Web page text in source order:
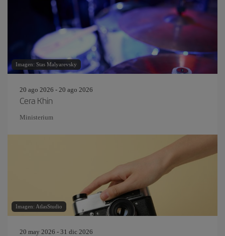
Imagen: Stas Malyarevsky
20 ago 2026 - 20 ago 2026
Cera Khin
Ministerium
Imagen: AtlasStudio
20 may 2026 - 31 dic 2026